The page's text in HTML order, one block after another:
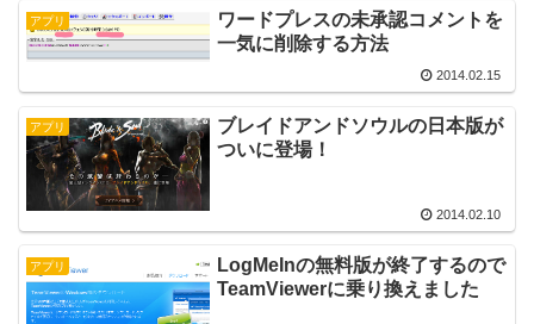
アプリ
ワードプレスの未承認コメントを
一気に削除する方法
2014.02.15
アプリ
ブレイドアンドソウルの日本版が
ついに登場！
2014.02.10
アプリ
LogMeInの無料版が終了するので
TeamViewerに乗り換えました